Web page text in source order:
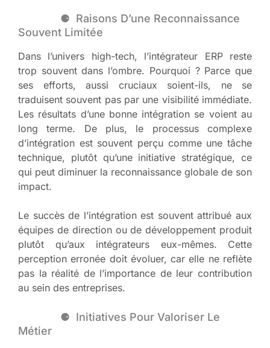
Raisons D’une Reconnaissance
Souvent Limitée
Dans l’univers high-tech, l’intégrateur ERP reste
trop souvent dans l’ombre. Pourquoi ? Parce que
ses efforts, aussi cruciaux soient-ils, ne se
traduisent souvent pas par une visibilité immédiate.
Les résultats d’une bonne intégration se voient au
long terme. De plus, le processus complexe
d’intégration est souvent perçu comme une tâche
technique, plutôt qu’une initiative stratégique, ce
qui peut diminuer la reconnaissance globale de son
impact.
Le succès de l’intégration est souvent attribué aux
équipes de direction ou de développement produit
plutôt qu’aux intégrateurs eux-mêmes. Cette
perception erronée doit évoluer, car elle ne reflète
pas la réalité de l’importance de leur contribution
au sein des entreprises.
Initiatives Pour Valoriser Le
Métier